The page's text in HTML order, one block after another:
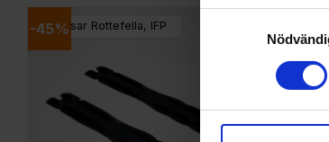
45%
Passar Rottefella, IFP
Lägg